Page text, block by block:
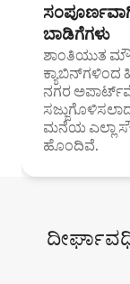
ಬಾಡಿಗೆಗಳು
ಶಾಂತಿಯುತ
ಕ್ಯಾಬಿನ್‌ಗಳಿಂದ
ನಗರ
ಮನೆಯ ಎಲ್ಲಾ
ಹೊಂದಿವೆ.